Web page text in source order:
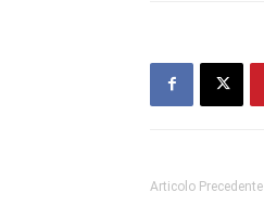
Articolo Precedente